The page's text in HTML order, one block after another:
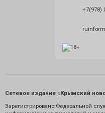
+7(978)
Сетевое издание «Крымский
Зарегистрировано Федеральной